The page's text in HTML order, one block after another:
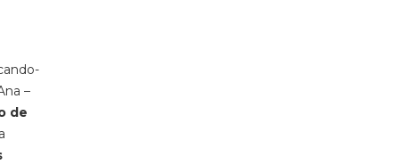
–
de